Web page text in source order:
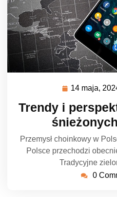
14 maja,
Trendy i
Przemysł choinkowy w
Polsce przechodzi
Tradycyjne
0